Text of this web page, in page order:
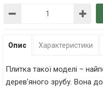
Опис Характеристики
Плитка такої моделі –
дерев'яного зрубу. Вона